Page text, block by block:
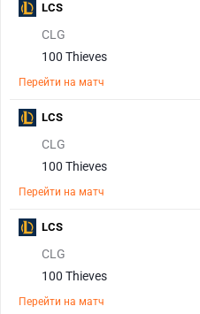
CLG
100 Thieves
Перейти на матч
LCS
CLG
100 Thieves
Перейти на матч
LCS
CLG
100 Thieves
Перейти на матч
LCS